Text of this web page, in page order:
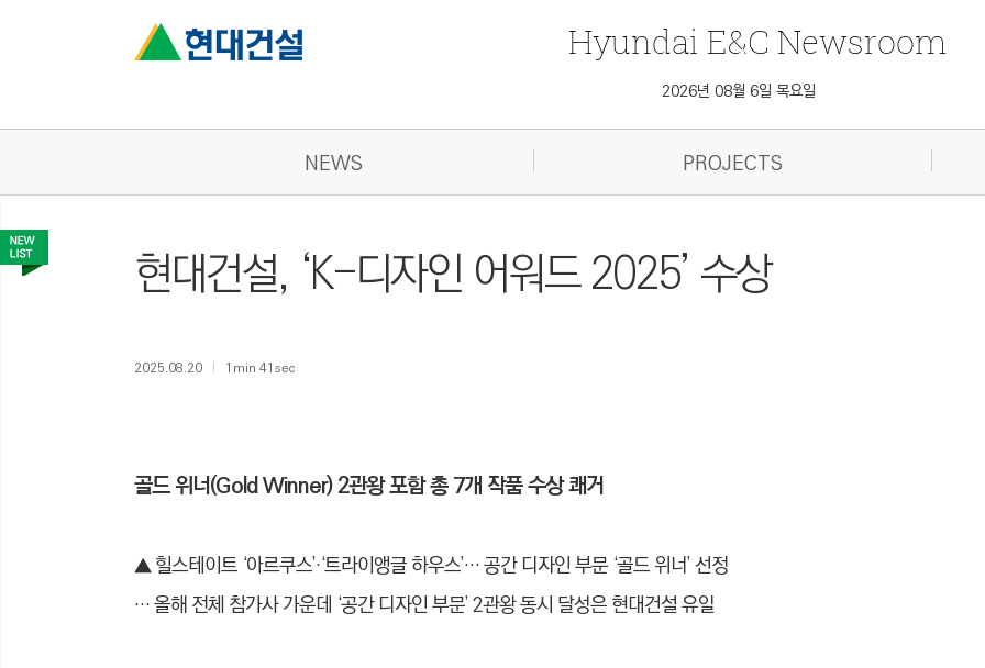
Hyundai E&C Newsroom
2026년 08월 6일 목요일
NEWS PROJECTS
현대건설, ‘K-디자인 어워드 2025’ 수상
2025.08.20 1min 41sec
골드 위너(Gold Winner) 2관왕 포함 총 7개 작품 수상 쾌거
▲ 힐스테이트 ‘아르쿠스’·‘트라이앵글 하우스’… 공간 디자인 부문 ‘골드 위너’ 선정
… 올해 전체 참가사 가운데 ‘공간 디자인 부문’ 2관왕 동시 달성은 현대건설 유일